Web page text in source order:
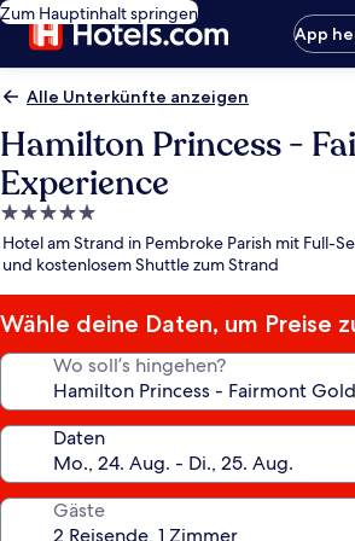
Zum Hauptinhalt springen
App
Alle Unterkünfte anzeigen
Hamilton Princess -
Experience
5.0-
Sterne-
Unterkunft
Hotel am Strand in Pembroke Parish mit Full-
und kostenlosem Shuttle zum Strand
Wähle deine Daten, um Preise
Wo soll’s hingehen?
Daten
Gäste